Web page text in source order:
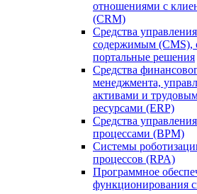
отношениями с
(CRM)
Средства управления
содержимым (CMS),
портальные решения
Средства
менеджмента,
активами и
ресурсами (ERP)
Средства
процессами (BPM)
Системы
процессов (RPA)
Программное
функционирования